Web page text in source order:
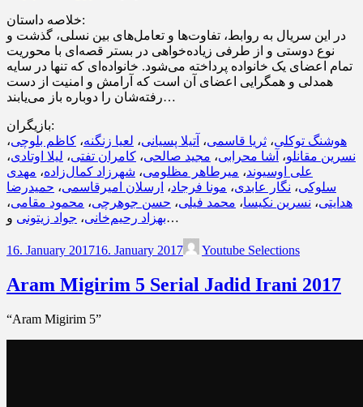
خلاصه داستان:
در این سریال به روابط، تفاوت‌ها و تعامل‌های بین نسلی، گذشت و
نوع دوستی و از طرفی زیاده‌خواهی در بستر قصه‌ای با محوریت
تمام اعضای یک خانواده پرداخته می‌شود. خانواده‌ای که تنها در سایه
همدلی و همگرایی اعضای آن است که آرامش و امنیت از دست
رفته‌شان را دوباره باز می‌یابند…
بازیگران:
هوشنگ توکلی، ثریا قاسمی، آتیلا پسیانی، لعیا زنگنه، کاظم بلوچی،
نسرین مقانلو، آشا محرابی، مجید صالحی، کامران تفتی، لیلا اوتادی،
علی اوسیوند، میرطاهر مظلومی، شهرزاد کمال‌زاده، مهدی
سلوکی، نگار عابدی، مونا فرجاد، ارسلان امیرقاسمی، حمیدرضا
هدایتی، نسرین نکیسا، محمد فیلی، حسن جوهرچی، محمود مقامی،
بهزاد رحیم‌خانی، جواد زیتونی و…
16. January 201716. January 2017 Youtube Selections
Aram Migirim 5 Serial Jadid Irani 2017
“Aram Migirim 5”